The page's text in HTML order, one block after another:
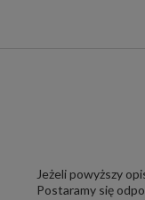
Jeżeli powyższy
Postaramy się